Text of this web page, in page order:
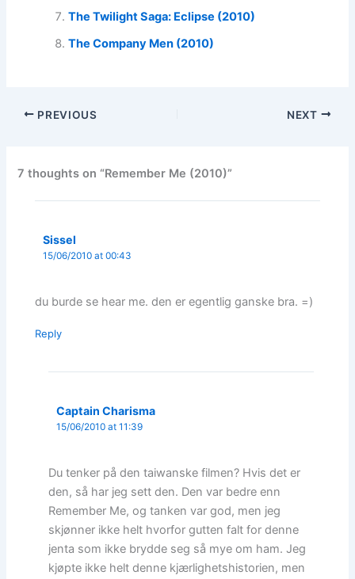
The Twilight Saga: Eclipse (2010)
The Company Men (2010)
PREVIOUS NEXT
7 thoughts on “Remember Me (2010)”
Sissel
15/06/2010 at 00:43
du burde se hear me. den er egentlig ganske bra. =)
Reply
Captain Charisma
15/06/2010 at 11:39
Du tenker på den taiwanske filmen? Hvis det er
den, så har jeg sett den. Den var bedre enn
Remember Me, og tanken var god, men jeg
skjønner ikke helt hvorfor gutten falt for denne
jenta som ikke brydde seg så mye om ham. Jeg
kjøpte ikke helt denne kjærlighetshistorien, men